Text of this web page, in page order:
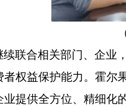
联合相关部门、企业
权益保护能力。霍尔
提供全方位、精细化